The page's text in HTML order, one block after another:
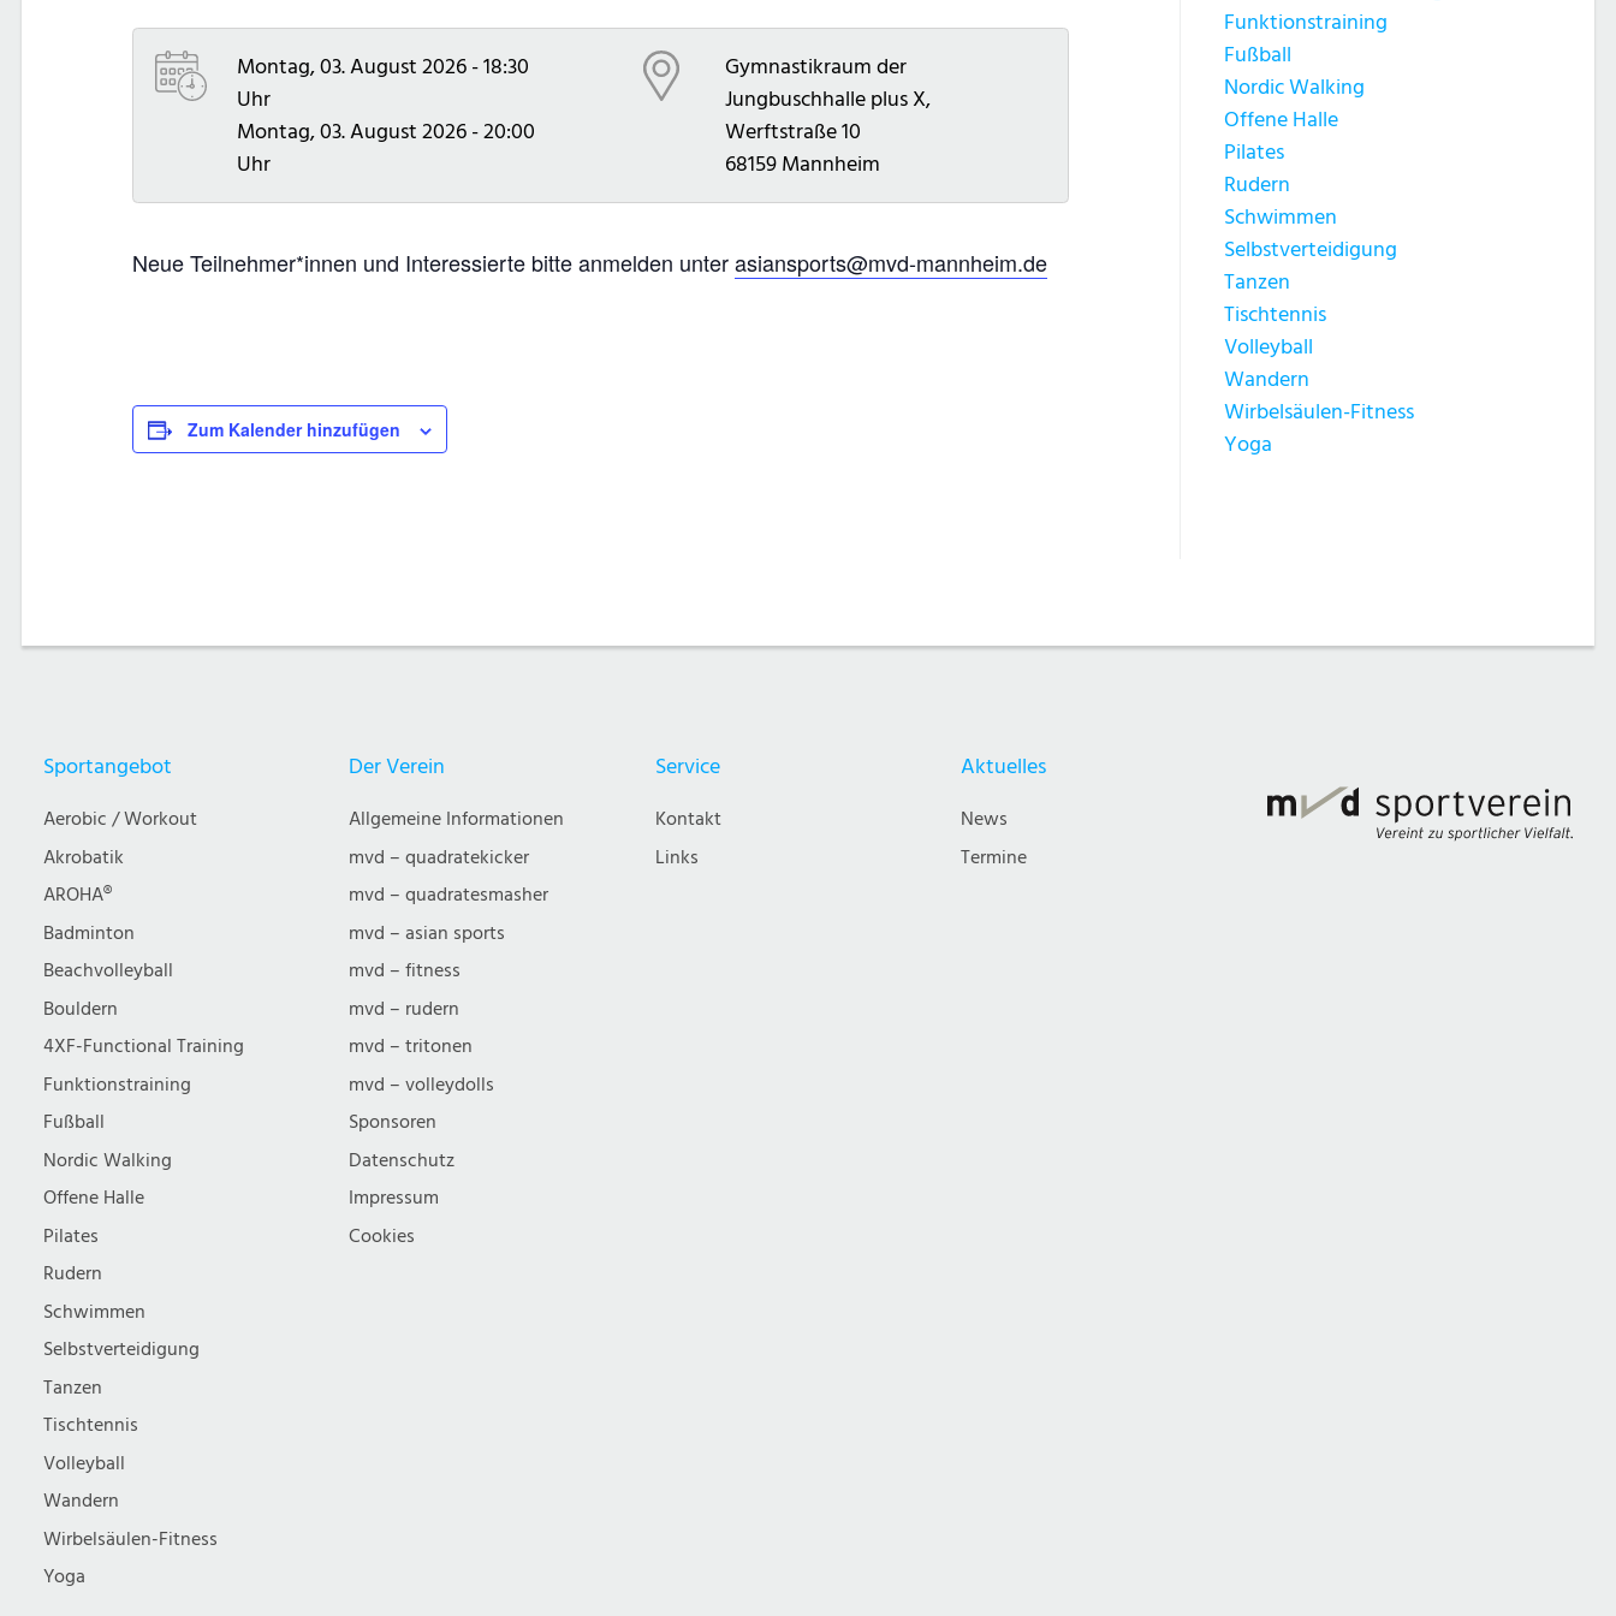
Montag, 03. August 2026 - 18:30
Uhr
Montag, 03. August 2026 - 20:00
Uhr
Gymnastikraum der
Jungbuschhalle plus X,
Werftstraße 10
68159 Mannheim
Neue Teilnehmer*innen und Interessierte bitte anmelden unterasiansports@mvd-mannheim.de
Zum Kalender hinzufügen
Funktionstraining
Fußball
Nordic Walking
Offene Halle
Pilates
Rudern
Schwimmen
Selbstverteidigung
Tanzen
Tischtennis
Volleyball
Wandern
Wirbelsäulen-Fitness
Yoga
Sportangebot
Aerobic / Workout
Akrobatik
AROHA®
Badminton
Beachvolleyball
Bouldern
4XF-Functional Training
Funktionstraining
Fußball
Nordic Walking
Offene Halle
Pilates
Rudern
Schwimmen
Selbstverteidigung
Tanzen
Tischtennis
Volleyball
Wandern
Wirbelsäulen-Fitness
Yoga
Der Verein
Allgemeine Informationen
mvd – quadratekicker
mvd – quadratesmasher
mvd – asian sports
mvd – fitness
mvd – rudern
mvd – tritonen
mvd – volleydolls
Sponsoren
Datenschutz
Impressum
Cookies
Service
Kontakt
Links
Aktuelles
News
Termine